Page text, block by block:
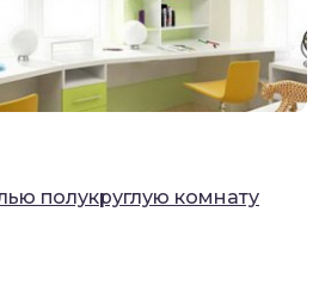
полукруглую комнату